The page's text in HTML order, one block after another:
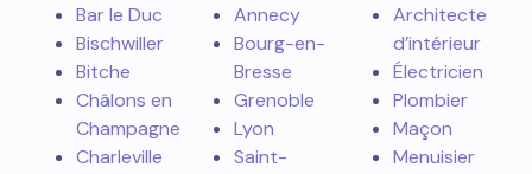
Bar le Duc
Bischwiller
Bitche
Châlons en
Champagne
Charleville
Annecy
Bourg-en-
Bresse
Grenoble
Lyon
Saint-
Architecte
d’intérieur
Électricien
Plombier
Maçon
Menuisier